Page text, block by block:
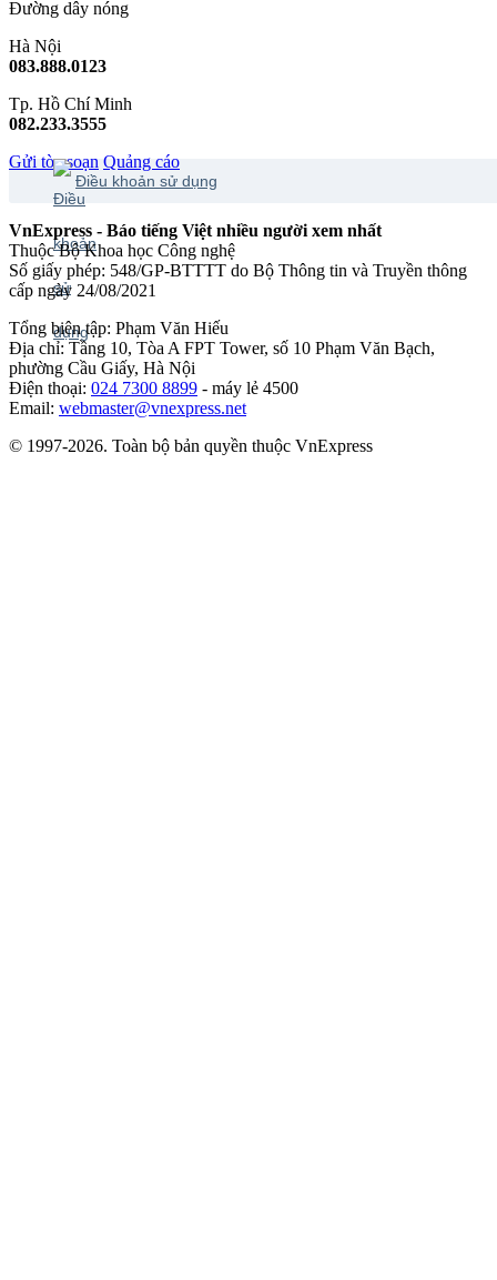
Đường dây nóng
Hà Nội
083.888.0123
Tp. Hồ Chí Minh
082.233.3555
Gửi tòa soạn Quảng cáo
Điều khoản sử dụng
VnExpress - Báo tiếng Việt nhiều người xem nhất
Thuộc Bộ Khoa học Công nghệ
Số giấy phép: 548/GP-BTTTT do Bộ Thông tin và Truyền thông
cấp ngày 24/08/2021
Tổng biên tập: Phạm Văn Hiếu
Địa chỉ: Tầng 10, Tòa A FPT Tower, số 10 Phạm Văn Bạch,
phường Cầu Giấy, Hà Nội
Điện thoại: 024 7300 8899 - máy lẻ 4500
Email: webmaster@vnexpress.net
© 1997-2026. Toàn bộ bản quyền thuộc VnExpress